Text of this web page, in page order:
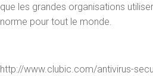
que les grandes organisations
norme pour tout le monde.
http://www.clubic.com/antivirus-